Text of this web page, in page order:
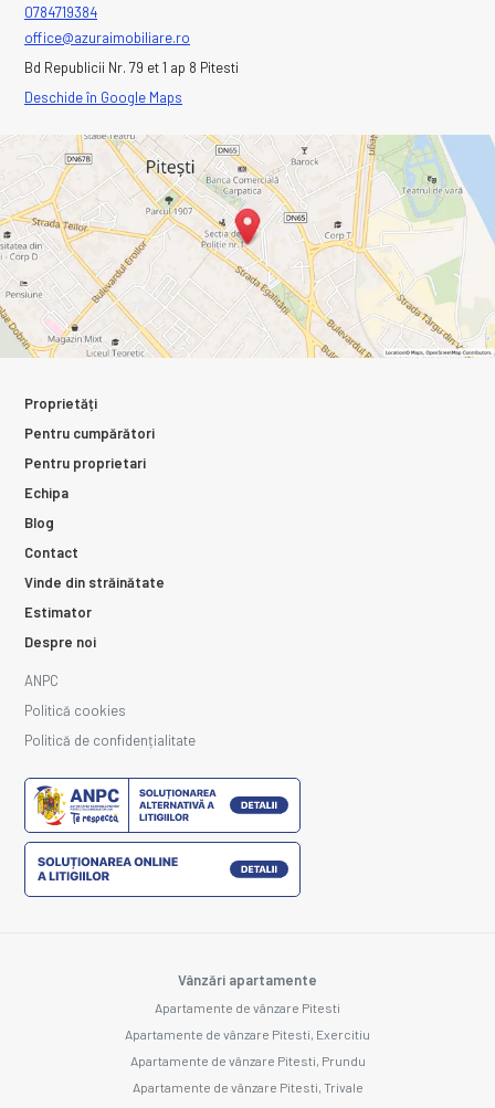
0784719384
office@azuraimobiliare.ro
Bd Republicii Nr. 79 et 1 ap 8 Pitesti
Deschide în Google Maps
Proprietăți
Pentru cumpărători
Pentru proprietari
Echipa
Blog
Contact
Vinde din străinătate
Estimator
Despre noi
ANPC
Politică cookies
Politică de confidențialitate
Vânzări apartamente
Apartamente de vânzare Pitesti
Apartamente de vânzare Pitesti, Exercitiu
Apartamente de vânzare Pitesti, Prundu
Apartamente de vânzare Pitesti, Trivale